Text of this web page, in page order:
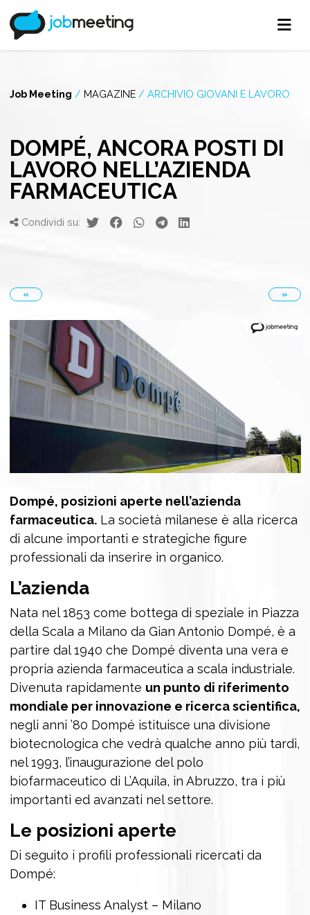
Job Meeting / MAGAZINE / ARCHIVIO GIOVANI E LAVORO
DOMPÉ, ANCORA POSTI DI
LAVORO NELL’AZIENDA
FARMACEUTICA
Condividi su:
« »
Dompé, posizioni aperte nell’azienda
farmaceutica.La società milanese è alla ricerca
di alcune importanti e strategiche figure
professionali da inserire in organico.
L’azienda
Nata nel 1853 come bottega di speziale in Piazza
della Scala a Milano da Gian Antonio Dompé, è a
partire dal 1940 che Dompé diventa una vera e
propria azienda farmaceutica a scala industriale.
Divenuta rapidamente un punto di riferimento
mondiale per innovazione e ricerca scientifica,
negli anni ’80 Dompé istituisce una divisione
biotecnologica che vedrà qualche anno più tardi,
nel 1993, l’inaugurazione del polo
biofarmaceutico di L’Aquila, in Abruzzo, tra i più
importanti ed avanzati nel settore.
Le posizioni aperte
Di seguito i profili professionali ricercati da
Dompé:
IT Business Analyst – Milano